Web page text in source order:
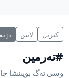
كىرىل لاتىن تٶتە
#تەرمين
وسى تەگ بويىنشا